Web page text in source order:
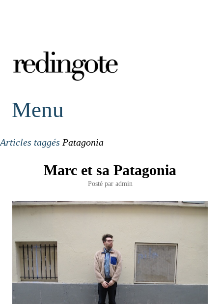
redingote.
Menu
Articles taggés Patagonia
Marc et sa Patagonia
Posté par admin